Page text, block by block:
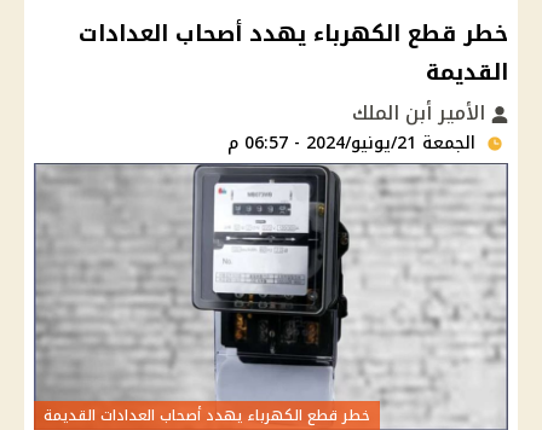
خطر قطع الكهرباء يهدد أصحاب العدادات
القديمة
الأمير أبن الملك
الجمعة 21/يونيو/2024 - 06:57 م
خطر قطع الكهرباء يهدد أصحاب العدادات القديمة